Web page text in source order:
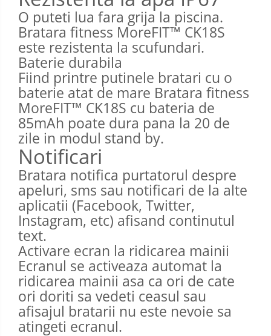
O puteti lua fara grija la piscina.
Bratara fitness MoreFIT™ CK18S
este rezistenta la scufundari.
Baterie durabila
Fiind printre putinele bratari cu o
baterie atat de mare Bratara fitness
MoreFIT™ CK18S cu bateria de
85mAh poate dura pana la 20 de
zile in modul stand by.
Notificari
Bratara notifica purtatorul despre
apeluri, sms sau notificari de la alte
aplicatii (Facebook, Twitter,
Instagram, etc) afisand continutul
text.
Activare ecran la ridicarea mainii
Ecranul se activeaza automat la
ridicarea mainii asa ca ori de cate
ori doriti sa vedeti ceasul sau
afisajul bratarii nu este nevoie sa
atingeti ecranul.